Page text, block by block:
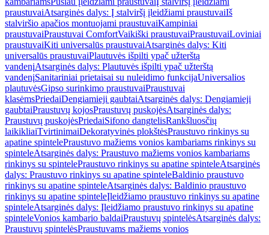
praustuvaiAtsarginės dalys: Į stalviršį įleidžiami praustuvaiIš
stalviršio apačios montuojami praustuvaiKampiniai
praustuvaiPraustuvai ComfortVaikiški praustuvaiPraustuvaiLoviniai
praustuvaiKiti universalūs praustuvaiAtsarginės dalys: Kiti
universalūs praustuvaiPlautuvės išpilti ypač užterštą
vandenįAtsarginės dalys: Plautuvės išpilti ypač užterštą
vandenįSanitariniai prietaisai su nuleidimo funkcijaUniversalios
plautuvėsGipso surinkimo praustuvaiPraustuvai
klasėmsPriedaiDengiamieji gaubtaiAtsarginės dalys: Dengiamieji
gaubtaiPraustuvų kojosPraustuvų puskojėsAtsarginės dalys:
Praustuvų puskojėsPriedaiSifono dangtelisRankšluosčių
laikikliaiTvirtinimaiDekoratyvinės plokštėsPraustuvo rinkinys su
apatine spintelePraustuvo mažiems vonios kambariams rinkinys su
spinteleAtsarginės dalys: Praustuvo mažiems vonios kambariams
rinkinys su spintelePraustuvo rinkinys su apatine spinteleAtsarginės
dalys: Praustuvo rinkinys su apatine spinteleBaldinio praustuvo
rinkinys su apatine spinteleAtsarginės dalys: Baldinio praustuvo
rinkinys su apatine spinteleĮleidžiamo praustuvo rinkinys su apatine
spinteleAtsarginės dalys: Įleidžiamo praustuvo rinkinys su apatine
spinteleVonios kambario baldaiPraustuvų spintelėsAtsarginės dalys:
Praustuvų spintelėsPraustuvams mažiems vonios